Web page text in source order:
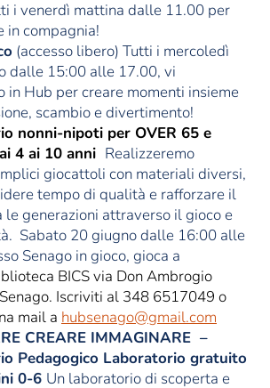
i venerdì mattina dalle 11.00 per
in compagnia!
(accesso libero) Tutti i mercoledì
dalle 15:00 alle 17.00, vi
in Hub per creare momenti insieme
scambio e divertimento!
nonni-nipoti per OVER 65 e
4 ai 10 anni Realizzeremo
giocattoli con materiali diversi,
tempo di qualità e rafforzare il
le generazioni attraverso il gioco e
Sabato 20 giugno dalle 16:00 alle
Senago in gioco, gioca a
BICS via Don Ambrogio
Iscriviti al 348 6517049 o
mail a hubsenago@gmail.com
CREARE IMMAGINARE –
Pedagogico Laboratorio gratuito
0-6 Un laboratorio di scoperta e